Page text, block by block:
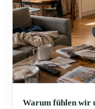
Warum fühlen wir